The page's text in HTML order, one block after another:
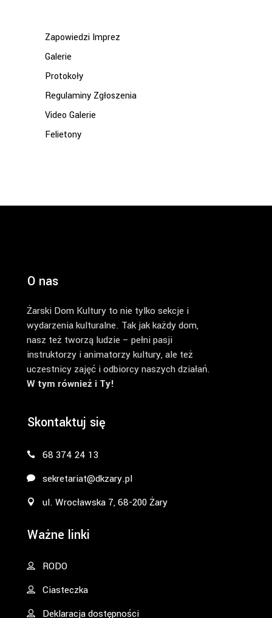
Zapowiedzi Imprez
Galerie
Protokoły
Regulaminy Zgłoszenia
Video Galerie
Felietony
O nas
Żarski Dom Kultury to nie tylko sekcje i
wydarzenia kulturalne. Tak jak każdy dom,
nasz też tworzą ludzie – pełni pasji
instruktorzy i animatorzy kultury, ale też
uczestnicy zajęć i odbiorcy naszych działań.
W tym również i Ty!
Skontaktuj się
68 374 24 13
sekretariat@dkzary.pl
ul. Wrocławska 7, 68-200 Żary
Ważne linki
RODO
Ciasteczka
Deklaracja dostępności